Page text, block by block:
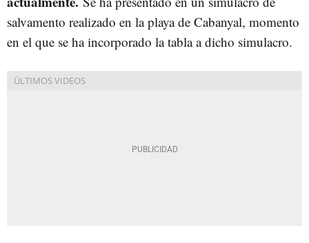
salvamento realizado en la playa de Cabanyal, momento
en el que se ha incorporado la tabla a dicho simulacro.